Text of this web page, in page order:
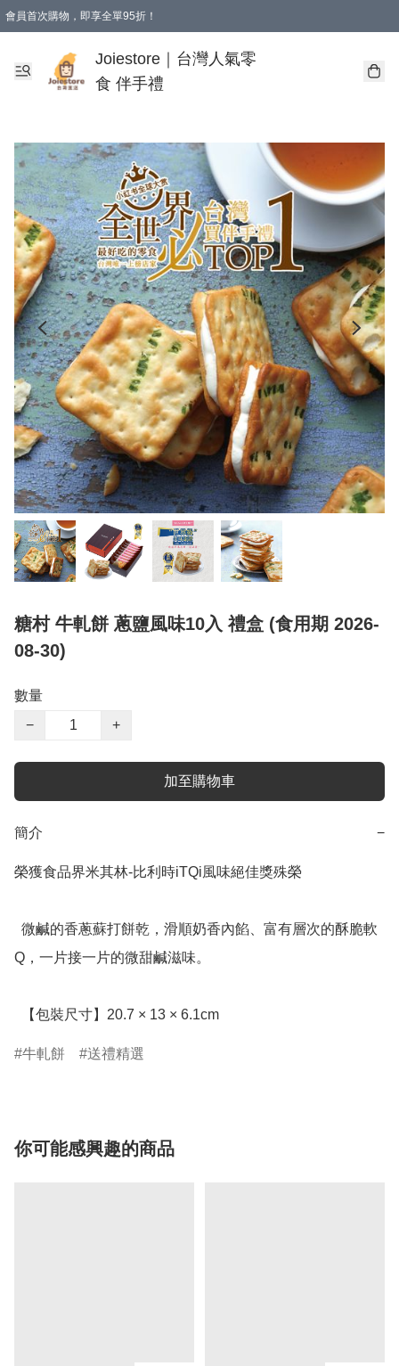
會員首次購物，即享全單95折！
購物滿 HKD 350.00即享免運費優惠！（適用於 本地送貨、本地取貨 )
Joiestore｜台灣人氣零
食 伴手禮
糖村 牛軋餅 蔥鹽風味10入 禮盒 (食用期 2026-
08-30)
數量
−
+
加至購物車
簡介 −
榮獲食品界米其林-比利時iTQi風味絕佳獎殊榮
Q，一片接一片的微甜鹹滋味。
  【包裝尺寸】20.7 × 13 × 6.1cm
牛軋餅 送禮精選
你可能感興趣的商品